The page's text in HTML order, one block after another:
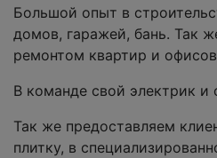
Большой опыт в
домов, гаражей, бань. Так
ремонтом квартир и
В команде свой электрик и
Так же предоставляем
плитку, в